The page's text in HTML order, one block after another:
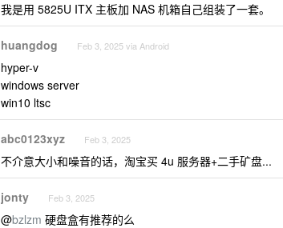
我是用 5825U ITX 主板加 NAS 机箱自己组装了一套。
huangdog Feb 3, 2025 via Android
hyper-v
windows server
win10 ltsc
abc0123xyz Feb 3, 2025
不介意大小和噪音的话，淘宝买 4u 服务器+二手矿盘...
jonty Feb 3, 2025
@bzlzm 硬盘盒有推荐的么